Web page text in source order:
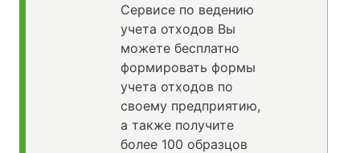
Сервисе по ведению
учета отходов Вы
можете бесплатно
формировать формы
учета отходов по
своему предприятию,
а также получите
более 100 образцов